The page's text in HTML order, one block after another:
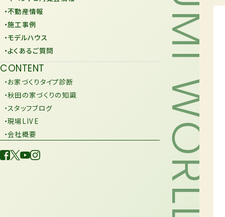
-リノベーション
・不動産情報
・施工事例
・モデルハウス
・よくあるご質問
CONTENT
・お家づくりタイプ診断
・秋田の家づくりの知識
・スタッフブログ
・現場LIVE
・会社概要